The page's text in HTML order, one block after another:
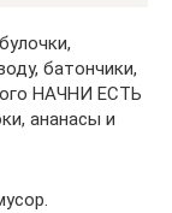
батончики,
НАЧНИ ЕСТЬ
ананасы и